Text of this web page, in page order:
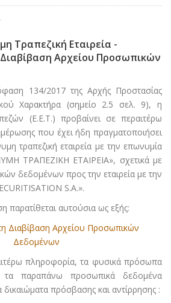
Τραπεζική Εταιρεία -
Αρχείου Προσωπικών
134/2017 της Αρχής Προστασίας
Χαρακτήρα (σημείο 2.5 σελ. 9), η
(Ε.Ε.Τ.) προβαίνει σε περαιτέρω
που έχει ήδη πραγματοποιήσει
τραπεζική εταιρεία με την επωνυμία
ΤΡΑΠΕΖΙΚΗ ΕΤΑΙΡΕΙΑ», σχετικά με
δεδομένων προς την εταιρεία με την
S.A.».
αυτούσια ως εξής:
Διαβίβαση Αρχείου Προσωπικών
Δεδομένων
πληροφορία, τα φυσικά πρόσωπα
παραπάνω προσωπικά δεδομένα
πρόσβασης και αντίρρησης :